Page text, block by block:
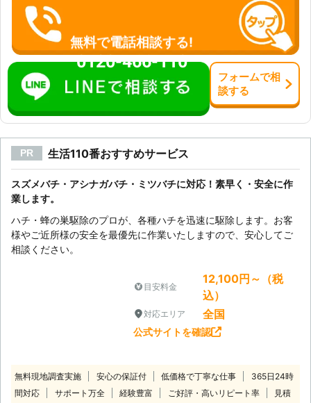
無料で電話相談する!
0120-466-110
フォームで相
談する
PR 生活110番おすすめサービス
スズメバチ・アシナガバチ・ミツバチに対応！素早く・安全に作
業します。
ハチ・蜂の巣駆除のプロが、各種ハチを迅速に駆除します。お客
様やご近所様の安全を最優先に作業いたしますので、安心してご
相談ください。
目安料金
12,100円～（税
込）
対応エリア 全国
公式サイトを確認
無料現地調査実施 安心の保証付 低価格で丁寧な仕事
365日24時
間対応
サポート万全 経験豊富 ご好評・高いリピート率
見積